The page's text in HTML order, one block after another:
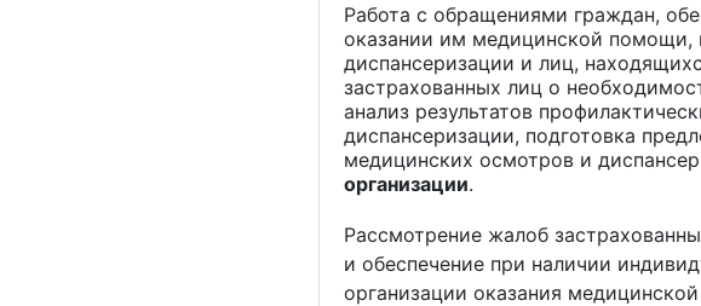
Работа с обращениями граждан,
оказании им медицинской помощи,
диспансеризации и лиц,
застрахованных лиц о
анализ результатов
диспансеризации, подготовка
медицинских осмотров и
организации.
Рассмотрение жалоб
и обеспечение при наличии
организации оказания